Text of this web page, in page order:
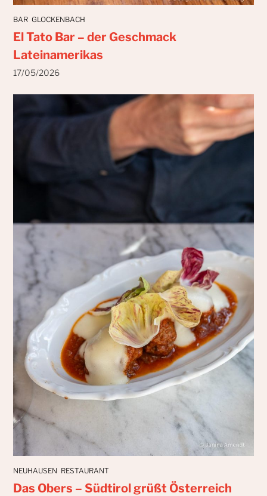
BAR GLOCKENBACH
El Tato Bar – der Geschmack
Lateinamerikas
17/05/2026
NEUHAUSEN RESTAURANT
Das Obers – Südtirol grüßt Österreich